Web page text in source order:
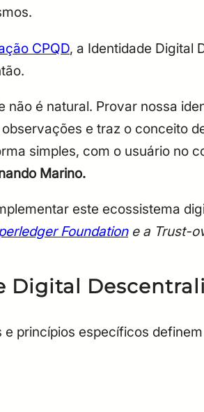
CPQD, a Identidade Digital
é natural. Provar nossa
e traz o conceito
simples, com o usuário no
Marino.
este ecossistema
Foundatione a Trust-
Digital
princípios específicos